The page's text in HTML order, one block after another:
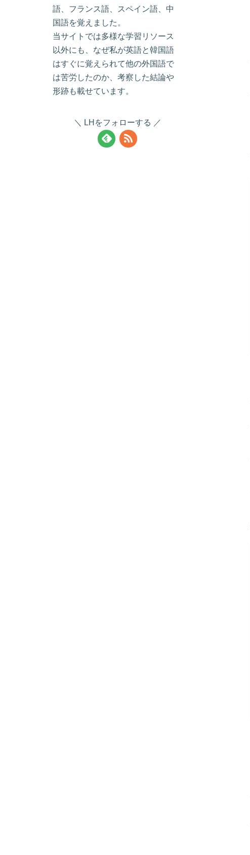
語、フランス語、スペイン語、中
国語を覚えました。
当サイトでは多様な学習リソース
以外にも、なぜ私が英語と韓国語
はすぐに覚えられて他の外国語で
は苦労したのか、考察した結論や
形跡も載せています。
LHをフォローする